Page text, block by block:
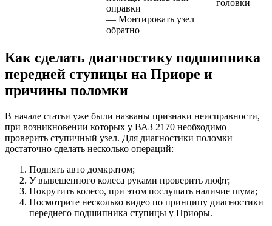
оправки
— Монтировать узел
обратно
головки
Как сделать диагностику подшипника
передней ступицы на Приоре и
причины поломки
В начале статьи уже были названы признаки неисправности,
при возникновении которых у ВАЗ 2170 необходимо
проверить ступичный узел. Для диагностики поломки
достаточно сделать несколько операций:
Поднять авто домкратом;
У вывешенного колеса руками проверить люфт;
Покрутить колесо, при этом послушать наличие шума;
Посмотрите несколько видео по принципу диагностики
переднего подшипника ступицы у Приоры.